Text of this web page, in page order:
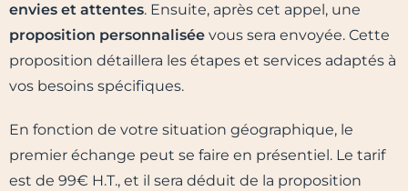
envies et attentes. Ensuite, après cet appel, une
proposition personnalisée vous sera envoyée. Cette
proposition détaillera les étapes et services adaptés à
vos besoins spécifiques.
En fonction de votre situation géographique, le
premier échange peut se faire en présentiel. Le tarif
est de 99€ H.T., et il sera déduit de la proposition